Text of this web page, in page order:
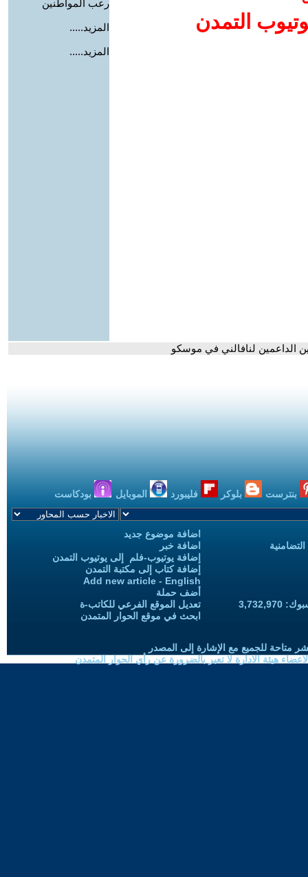
التمدن
رعب المواطنين
المزيد.....
المزيد.....
الداعمين لنافالني في موسكو
بنترست بلوكر فليبورد الموبايل بودكاست
اضافة موضوع جديد
اضافة خبر
إضافة يوتيوب-فلم إلى يوتيوب التمدن
إضافة كتاب إلى مكتبة التمدن
Add new article - English
أضف حملة
تعديل الموقع الفرعي للكاتب-ة
ابحث في موقع الحوار المتمدن
متاحة للجميع مع الإشارة إلى المصدر
هيئة الادارة لا تعبر بالضرورة عن رأي الحوار المتمدن